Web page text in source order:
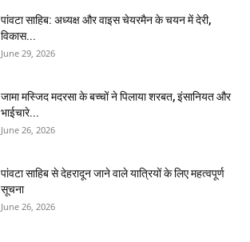
पांवटा साहिब: अध्यक्ष और वाइस चेयरमैन के चयन में देरी,
विकास...
June 29, 2026
जामा मस्जिद मदरसा के बच्चों ने पिलाया शरबत, इंसानियत और
भाईचारे...
June 26, 2026
पांवटा साहिब से देहरादून जाने वाले यात्रियों के लिए महत्वपूर्ण
सूचना
June 26, 2026